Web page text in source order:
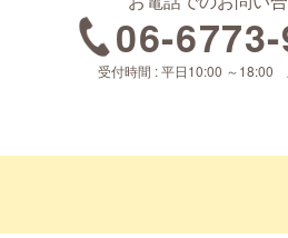
06-
受付時間 : 平日10:00 ～18:00